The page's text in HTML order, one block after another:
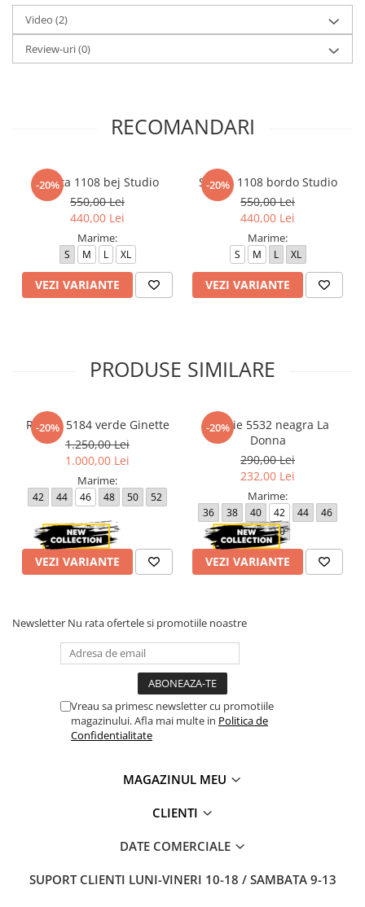
Video (2)
Review-uri(0)
RECOMANDARI
-20%
Scurta 1108 bej Studio
550,00 Lei
440,00 Lei
Marime:
S M L XL
VEZI VARIANTE
-20%
Scurta 1108 bordo Studio
550,00 Lei
440,00 Lei
Marime:
S M L XL
VEZI VARIANTE
PRODUSE SIMILARE
-20%
Rochie 5184 verde Ginette
1.250,00 Lei
1.000,00 Lei
Marime:
42 44 46 48 50 52
VEZI VARIANTE
-20%
Rochie 5532 neagra La
Donna
290,00 Lei
232,00 Lei
Marime:
36 38 40 42 44
46
48
50
VEZI VARIANTE
Newsletter Nu rata ofertele si promotiile noastre
Vreau sa primesc newsletter cu promotiile
magazinului. Afla mai multe in Politica de
Confidentialitate
MAGAZINUL MEU
CLIENTI
DATE COMERCIALE
SUPORT CLIENTI LUNI-VINERI 10-18 / SAMBATA 9-13